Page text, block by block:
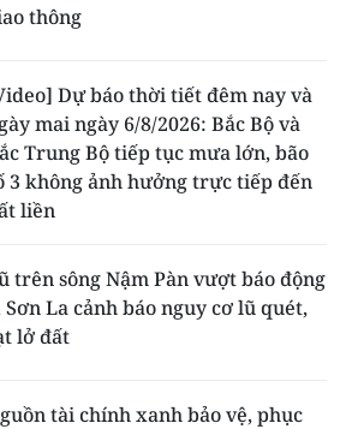
thông
Dự báo thời tiết đêm nay và
mai ngày 6/8/2026: Bắc Bộ và
Trung Bộ tiếp tục mưa lớn, bão
3 không ảnh hưởng trực tiếp đến
liền
trên sông Nậm Pàn vượt báo động
Sơn La cảnh báo nguy cơ lũ quét,
lở đất
tài chính xanh bảo vệ, phục